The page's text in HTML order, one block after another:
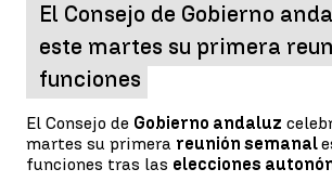
El Consejo de Gobierno
este martes su primera
funciones
El Consejo de Gobierno andaluz
martes su primera reunión semanal
funciones tras las elecciones